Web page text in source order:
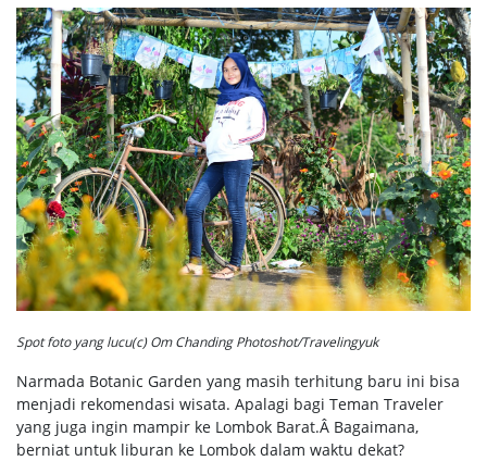
Spot foto yang lucu(c) Om Chanding Photoshot/Travelingyuk
Narmada Botanic Garden yang masih terhitung baru ini bisa
menjadi rekomendasi wisata. Apalagi bagi Teman Traveler
yang juga ingin mampir ke Lombok Barat.Â Bagaimana,
berniat untuk liburan ke Lombok dalam waktu dekat?